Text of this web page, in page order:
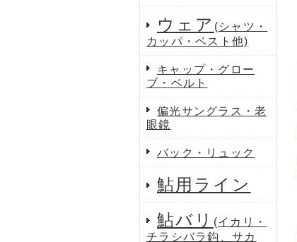
ウェア (シャツ・
カッパ・ベスト他)
キャップ・グロー
ブ・ベルト
偏光サングラス・老
眼鏡
バック・リュック
鮎用ライン
鮎バリ (イカリ・
チラシバラ鈎、サカ